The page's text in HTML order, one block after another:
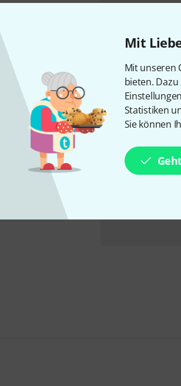
Mit
Mit unseren
bieten.
Statistiken
Sie können